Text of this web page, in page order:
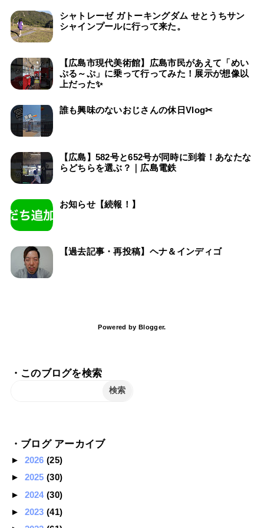
シャトレーゼ ガトーキングダム せとうちサン
シャインプールに行って来た。
【広島市現代美術館】広島市民があえて「めい
ぷる～ぷ」に乗って行ってみた！展示が想像以
上だった✨
誰も興味のないおじさんの休日Vlog✂
【広島】582号と652号が同時に到着！あなたな
らどちらを選ぶ？｜広島電鉄
お知らせ【続報！】
【過去記事・再投稿】ヘナ＆インディゴ
Powered by Blogger.
・このブログを検索
・ブログ アーカイブ
► 2026(25)
► 2025(30)
► 2024(30)
► 2023(41)